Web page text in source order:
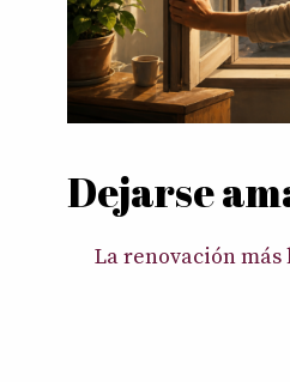
Dejarse
La renovación